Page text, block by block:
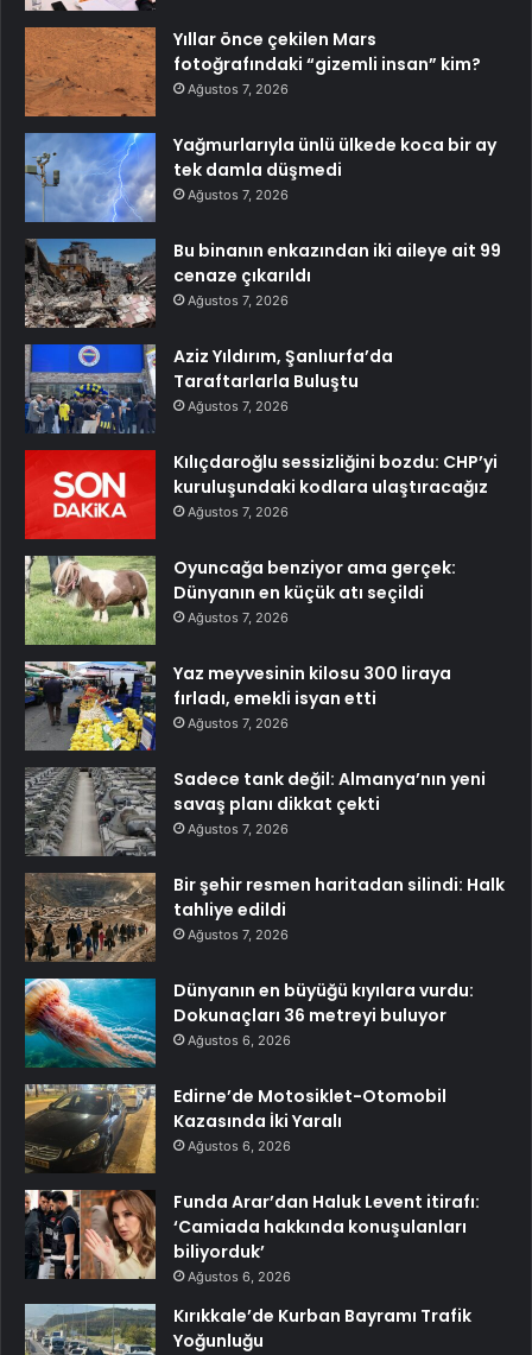
Yıllar önce çekilen Mars
fotoğrafındaki “gizemli insan” kim?
Ağustos 7, 2026
Yağmurlarıyla ünlü ülkede koca bir ay
tek damla düşmedi
Ağustos 7, 2026
Bu binanın enkazından iki aileye ait 99
cenaze çıkarıldı
Ağustos 7, 2026
Aziz Yıldırım, Şanlıurfa’da
Taraftarlarla Buluştu
Ağustos 7, 2026
Kılıçdaroğlu sessizliğini bozdu: CHP’yi
kuruluşundaki kodlara ulaştıracağız
Ağustos 7, 2026
Oyuncağa benziyor ama gerçek:
Dünyanın en küçük atı seçildi
Ağustos 7, 2026
Yaz meyvesinin kilosu 300 liraya
fırladı, emekli isyan etti
Ağustos 7, 2026
Sadece tank değil: Almanya’nın yeni
savaş planı dikkat çekti
Ağustos 7, 2026
Bir şehir resmen haritadan silindi: Halk
tahliye edildi
Ağustos 7, 2026
Dünyanın en büyüğü kıyılara vurdu:
Dokunaçları 36 metreyi buluyor
Ağustos 6, 2026
Edirne’de Motosiklet-Otomobil
Kazasında İki Yaralı
Ağustos 6, 2026
Funda Arar’dan Haluk Levent itirafı:
‘Camiada hakkında konuşulanları
biliyorduk’
Ağustos 6, 2026
Kırıkkale’de Kurban Bayramı Trafik
Yoğunluğu